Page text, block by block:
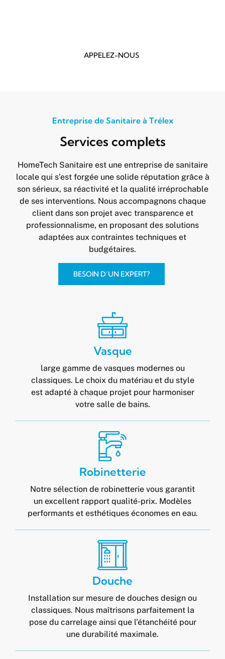
APPELEZ-NOUS
Entreprise de Sanitaire à Trélex
Services complets
HomeTech Sanitaire est une entreprise de sanitaire
locale qui s’est forgée une solide réputation grâce à
son sérieux, sa réactivité et la qualité irréprochable
de ses interventions. Nous accompagnons chaque
client dans son projet avec transparence et
professionnalisme, en proposant des solutions
adaptées aux contraintes techniques et
budgétaires.
BESOIN D’UN EXPERT?
Vasque
large gamme de vasques modernes ou
classiques. Le choix du matériau et du style
est adapté à chaque projet pour harmoniser
votre salle de bains.
Robinetterie
Notre sélection de robinetterie vous garantit
un excellent rapport qualité-prix. Modèles
performants et esthétiques économes en eau.
Douche
Installation sur mesure de douches design ou
classiques. Nous maîtrisons parfaitement la
pose du carrelage ainsi que l’étanchéité pour
une durabilité maximale.